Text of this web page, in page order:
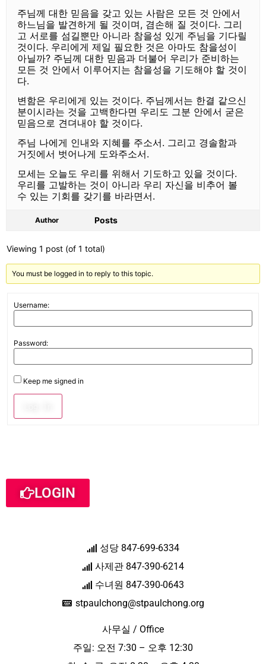
주님께 대한 믿음을 갖고 있는 사람은 모든 것 안에서
하느님을 발견하게 될 것이며, 겸손해 질 것이다. 그리
고 서로를 섬길뿐만 아니라 참을성 있게 주님을 기다릴
것이다. 우리에게 제일 필요한 것은 아마도 참을성이
아닐까? 주님께 대한 믿음과 더불어 우리가 준비하는
모든 것 안에서 이루어지는 참을성을 기도해야 할 것이
다.
변함은 우리에게 있는 것이다. 주님께서는 한결 같으신
분이시라는 것을 고백한다면 우리도 그분 안에서 굳은
믿음으로 견뎌내야 할 것이다.
주님 나에게 인내와 지혜를 주소서. 그리고 경솔함과
거짓에서 벗어나게 도와주소서.
모세는 오늘도 우리를 위해서 기도하고 있을 것이다.
우리를 고발하는 것이 아니라 우리 자신을 비추어 볼
수 있는 기회를 갖기를 바라면서.
Author Posts
Viewing 1 post (of 1 total)
You must be logged in to reply to this topic.
Username:
Password:
Keep me signed in
LOGIN
성당 847-699-6334
사제관 847-390-6214
수녀원 847-390-0643
stpaulchong@stpaulchong.org
사무실 / Office
주일: 오전 7:30 – 오후 12:30